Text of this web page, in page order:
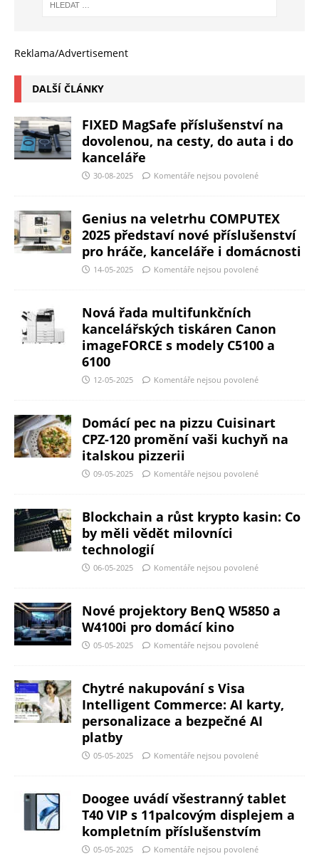
Reklama/Advertisement
DALŠÍ ČLÁNKY
FIXED MagSafe příslušenství na
dovolenou, na cesty, do auta i do
kanceláře
30-08-2025 Komentáře nejsou povolené
Genius na veletrhu COMPUTEX
2025 představí nové příslušenství
pro hráče, kanceláře i domácnosti
14-05-2025 Komentáře nejsou povolené
Nová řada multifunkčních
kancelářských tiskáren Canon
imageFORCE s modely C5100 a
6100
12-05-2025 Komentáře nejsou povolené
Domácí pec na pizzu Cuisinart
CPZ-120 promění vaši kuchyň na
italskou pizzerii
09-05-2025 Komentáře nejsou povolené
Blockchain a růst krypto kasin: Co
by měli vědět milovníci
technologií
06-05-2025 Komentáře nejsou povolené
Nové projektory BenQ W5850 a
W4100i pro domácí kino
05-05-2025 Komentáře nejsou povolené
Chytré nakupování s Visa
Intelligent Commerce: AI karty,
personalizace a bezpečné AI
platby
05-05-2025 Komentáře nejsou povolené
Doogee uvádí všestranný tablet
T40 VIP s 11palcovým displejem a
kompletním příslušenstvím
05-05-2025 Komentáře nejsou povolené